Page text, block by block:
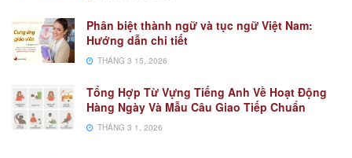
Phân biệt thành ngữ và tục ngữ Việt Nam:
Hướng dẫn chi tiết
THÁNG 3 15, 2026
Tổng Hợp Từ Vựng Tiếng Anh Về Hoạt Động
Hàng Ngày Và Mẫu Câu Giao Tiếp Chuẩn
THÁNG 3 1, 2026